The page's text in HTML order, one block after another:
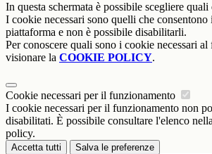
In questa schermata è possibile scegliere
I cookie necessari sono quelli che
piattaforma e non è possibile disabilitarli.
Per conoscere quali sono i cookie necessari
visionare la COOKIE POLICY.
Cookie necessari per il funzionamento
I cookie necessari per il funzionamento non
disabilitati. È possibile consultare l'elenco
policy.
Accetta tutti Salva le preferenze